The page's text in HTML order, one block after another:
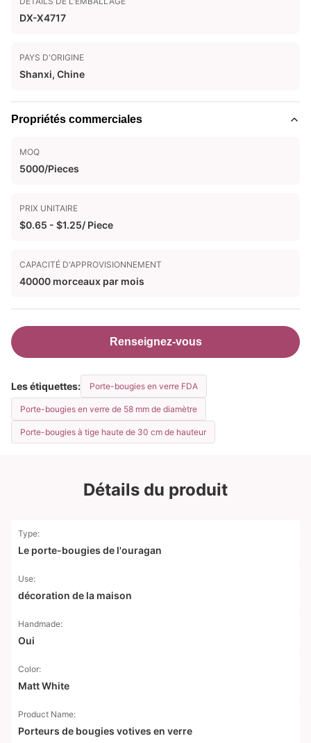
DX-X4717
PAYS D'ORIGINE
Shanxi, Chine
Propriétés commerciales
MOQ
5000/Pieces
PRIX UNITAIRE
$0.65 - $1.25/ Piece
CAPACITÉ D'APPROVISIONNEMENT
40000 morceaux par mois
Renseignez-vous
Les étiquettes: Porte-bougies en verre FDA
Porte-bougies en verre de 58 mm de diamètre
Porte-bougies à tige haute de 30 cm de hauteur
Détails du produit
Type:
Le porte-bougies de l'ouragan
Use:
décoration de la maison
Handmade:
Oui
Color:
Matt White
Product Name:
Porteurs de bougies votives en verre